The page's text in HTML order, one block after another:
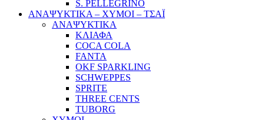
S. PELLEGRINO
ΑΝΑΨΥΚΤΙΚΑ – ΧΥΜΟΙ – ΤΣΑΪ
ΑΝΑΨΥΚΤΙΚΑ
ΚΛΙΑΦΑ
COCA COLA
FANTA
OKF SPARKLING
SCHWEPPES
SPRITE
THREE CENTS
TUBORG